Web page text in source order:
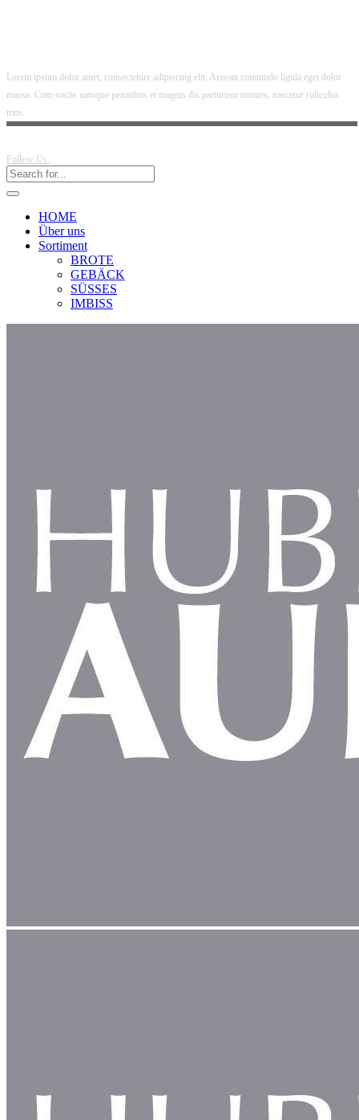
Lorem ipsum dolor amet, consectetuer adipiscing elit. Aenean commodo ligula eget dolor
massa. Cum sociis natoque penatibus et magnis dis parturient montes, nascetur ridiculus
mus.
Follow Us:
HOME
Über uns
Sortiment
BROTE
GEBÄCK
SÜSSES
IMBISS